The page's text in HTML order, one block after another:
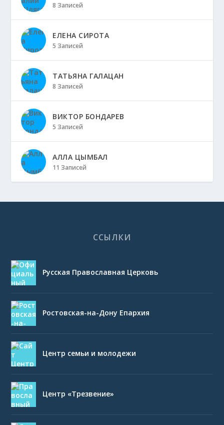
8 Записей
ЕЛЕНА СИРОТА
5 Записей
ТАТЬЯНА ГАЛАЦАН
8 Записей
ВИКТОР БОНДАРЕВ
5 Записей
АЛЛА ЦЫМБАЛ
11 Записей
ССЫЛКИ
Русская Православная Церковь
Ростовская-на-Дону Епархия
Центр семьи и молодежи
Центр «Трезвение»